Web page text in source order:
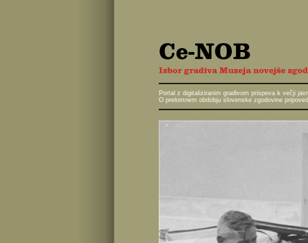
Portal z digitaliziranim gradivom prispeva k večji
O prelomnem obdobju slovenske zgodovine